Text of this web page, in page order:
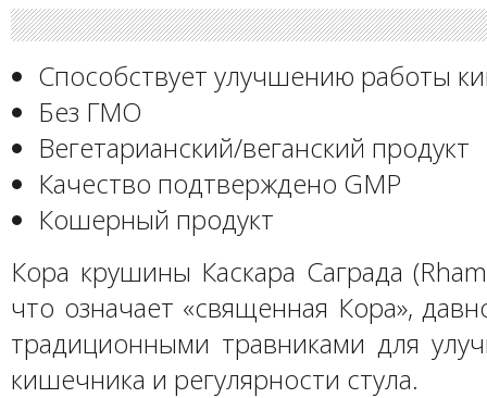
Способствует улучшению работы
Без ГМО
Вегетарианский/веганский продукт
Качество подтверждено GMP
Кошерный продукт
Кора крушины Каскара Саграда
что означает «священная Кора»,
традиционными травниками для
кишечника и регулярности стула.